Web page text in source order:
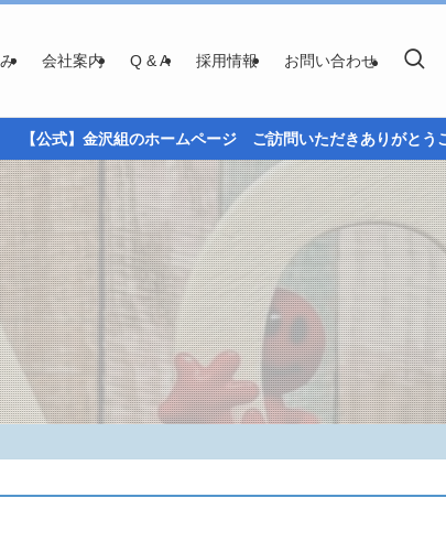
会社案内 Q & A 採用情報
お問い合わせ
組のホームページ ご訪問いただきありがとうございます。